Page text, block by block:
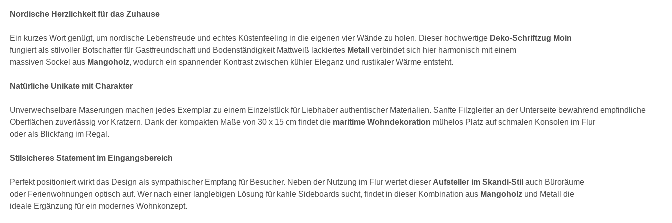
Nordische Herzlichkeit für das Zuhause
Ein kurzes Wort genügt, um nordische Lebensfreude und echtes Küstenfeeling in die eigenen vier Wände zu holen. Dieser hochwertige Deko-Schriftzug Moin
fungiert als stilvoller Botschafter für Gastfreundschaft und Bodenständigkeit Mattweiß lackiertes Metall
verbindet sich hier harmonisch mit einem
massiven Sockel aus Mangoholz, wodurch ein spannender Kontrast zwischen kühler Eleganz und rustikaler Wärme entsteht.
Natürliche Unikate mit Charakter
Unverwechselbare Maserungen machen jedes Exemplar zu einem Einzelstück für Liebhaber authentischer Materialien. Sanfte Filzgleiter an der Unterseite bewahrend empfindliche
Oberflächen zuverlässig vor Kratzern. Dank der kompakten Maße von 30 x 15 cm findet die maritime Wohndekoration mühelos Platz auf schmalen Konsolen im Flur
oder als Blickfang im Regal.
Stilsicheres Statement im Eingangsbereich
Perfekt positioniert wirkt das Design als sympathischer Empfang für Besucher. Neben der Nutzung im Flur wertet dieser Aufsteller im Skandi-Stil auch Büroräume
oder Ferienwohnungen optisch auf. Wer nach einer langlebigen Lösung für kahle Sideboards sucht, findet in dieser Kombination aus Mangoholz und Metall die
ideale Ergänzung für ein modernes Wohnkonzept.